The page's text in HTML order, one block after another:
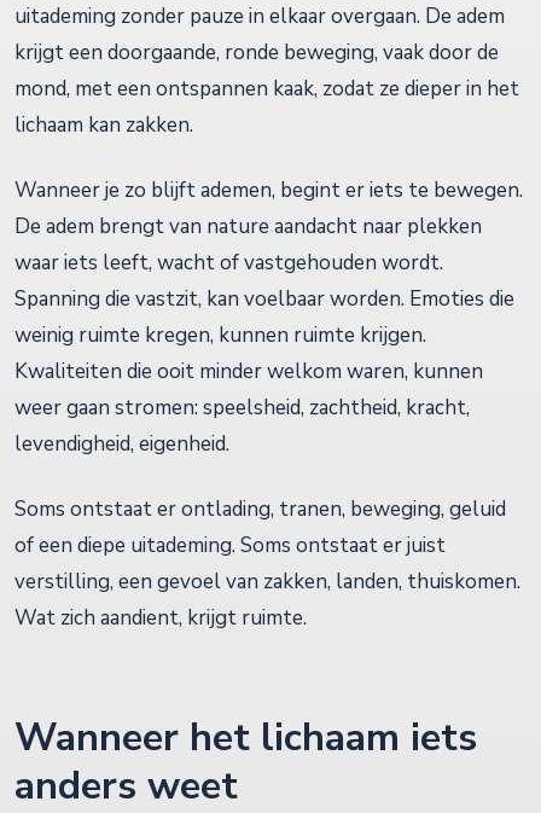
uitademing zonder pauze in elkaar overgaan. De adem
krijgt een doorgaande, ronde beweging, vaak door de
mond, met een ontspannen kaak, zodat ze dieper in het
lichaam kan zakken.
Wanneer je zo blijft ademen, begint er iets te bewegen.
De adem brengt van nature aandacht naar plekken
waar iets leeft, wacht of vastgehouden wordt.
Spanning die vastzit, kan voelbaar worden. Emoties die
weinig ruimte kregen, kunnen ruimte krijgen.
Kwaliteiten die ooit minder welkom waren, kunnen
weer gaan stromen: speelsheid, zachtheid, kracht,
levendigheid, eigenheid.
Soms ontstaat er ontlading, tranen, beweging, geluid
of een diepe uitademing. Soms ontstaat er juist
verstilling, een gevoel van zakken, landen, thuiskomen.
Wat zich aandient, krijgt ruimte.
Wanneer het lichaam iets
anders weet